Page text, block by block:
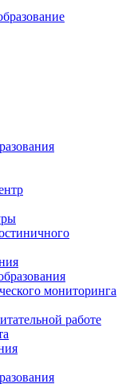
мониторинга
работе